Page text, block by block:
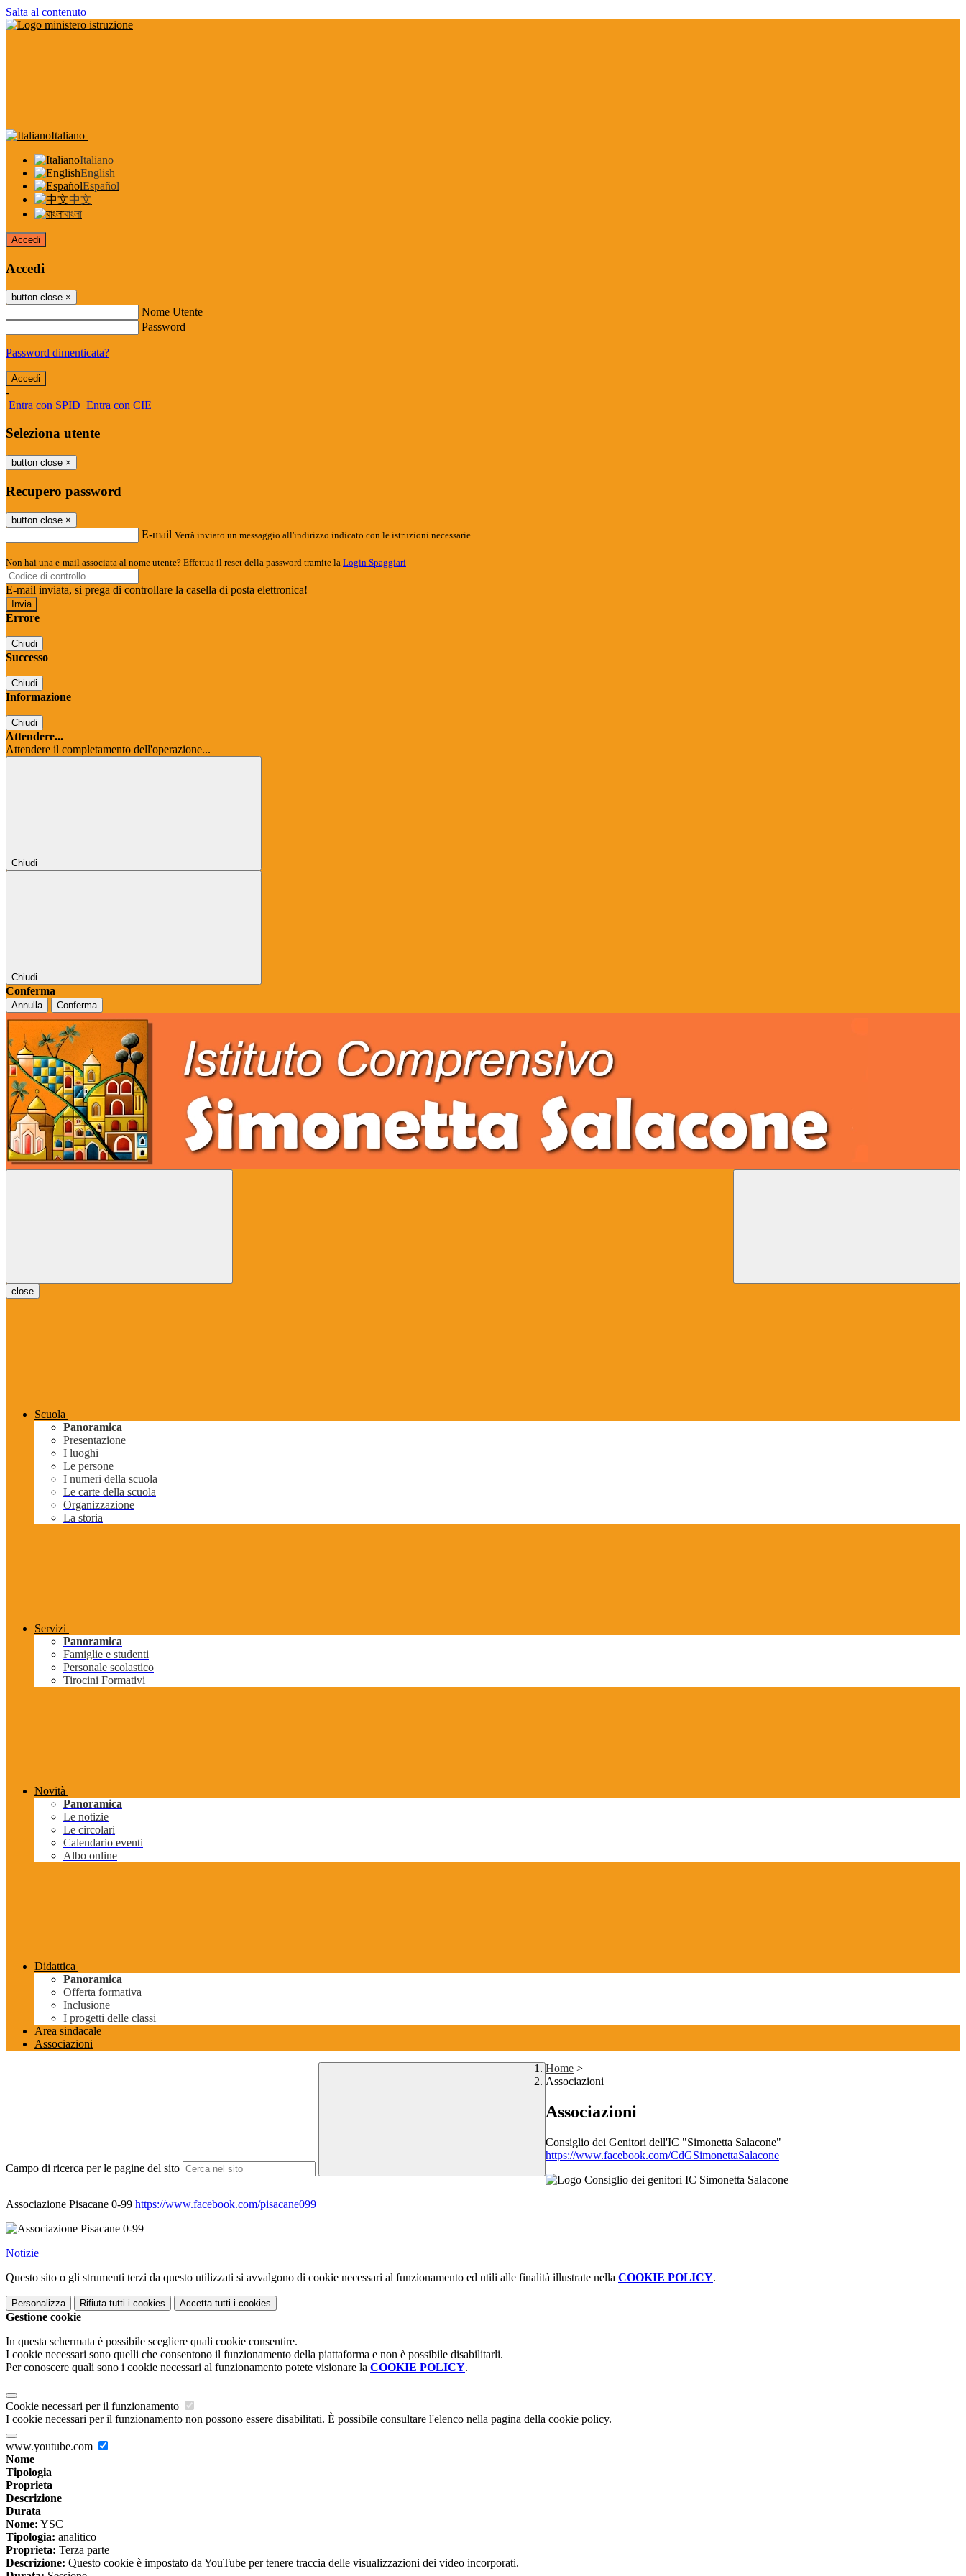
Salta al contenuto
Italiano
Italiano
English
Español
中文
বাংলা
Accedi
Accedi
button close ×
Nome Utente
Password
Password dimenticata?
-
Entra con SPID Entra con CIE
Seleziona utente
button close ×
Recupero password
button close ×
E-mail Verrà inviato un messaggio all'indirizzo indicato con le istruzioni necessarie.
Non hai una e-mail associata al nome utente? Effettua il reset della password tramite la Login Spaggiari
E-mail inviata, si prega di controllare la casella di posta elettronica!
Errore
Chiudi
Successo
Chiudi
Informazione
Chiudi
Attendere...
Attendere il completamento dell'operazione...
Chiudi
Chiudi
Conferma
Annulla Conferma
close
Scuola
Panoramica
Presentazione
I luoghi
Le persone
I numeri della scuola
Le carte della scuola
Organizzazione
La storia
Servizi
Panoramica
Famiglie e studenti
Personale scolastico
Tirocini Formativi
Novità
Panoramica
Le notizie
Le circolari
Calendario eventi
Albo online
Didattica
Panoramica
Offerta formativa
Inclusione
I progetti delle classi
Area sindacale
Associazioni
Campo di ricerca per le pagine del sito
Home >
Associazioni
Associazioni
Consiglio dei Genitori dell'IC "Simonetta Salacone"
https://www.facebook.com/CdGSimonettaSalacone
Associazione Pisacane 0-99 https://www.facebook.com/pisacane099
Notizie
Questo sito o gli strumenti terzi da questo utilizzati si avvalgono di cookie necessari al funzionamento ed utili alle finalità illustrate nella COOKIE POLICY.
Personalizza Rifiuta tutti i cookies Accetta tutti i cookies
Gestione cookie
In questa schermata è possibile scegliere quali cookie consentire.
I cookie necessari sono quelli che consentono il funzionamento della piattaforma e non è possibile disabilitarli.
Per conoscere quali sono i cookie necessari al funzionamento potete visionare la COOKIE POLICY.
Cookie necessari per il funzionamento
I cookie necessari per il funzionamento non possono essere disabilitati. È possibile consultare l'elenco nella pagina della cookie policy.
www.youtube.com
Nome
Tipologia
Proprieta
Descrizione
Durata
Nome: YSC
Tipologia: analitico
Proprieta: Terza parte
Descrizione: Questo cookie è impostato da YouTube per tenere traccia delle visualizzazioni dei video incorporati.